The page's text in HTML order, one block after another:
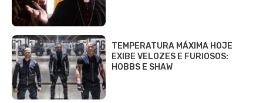
TEMPERATURA MÁXIMA HOJE
EXIBE VELOZES E FURIOSOS:
HOBBS E SHAW